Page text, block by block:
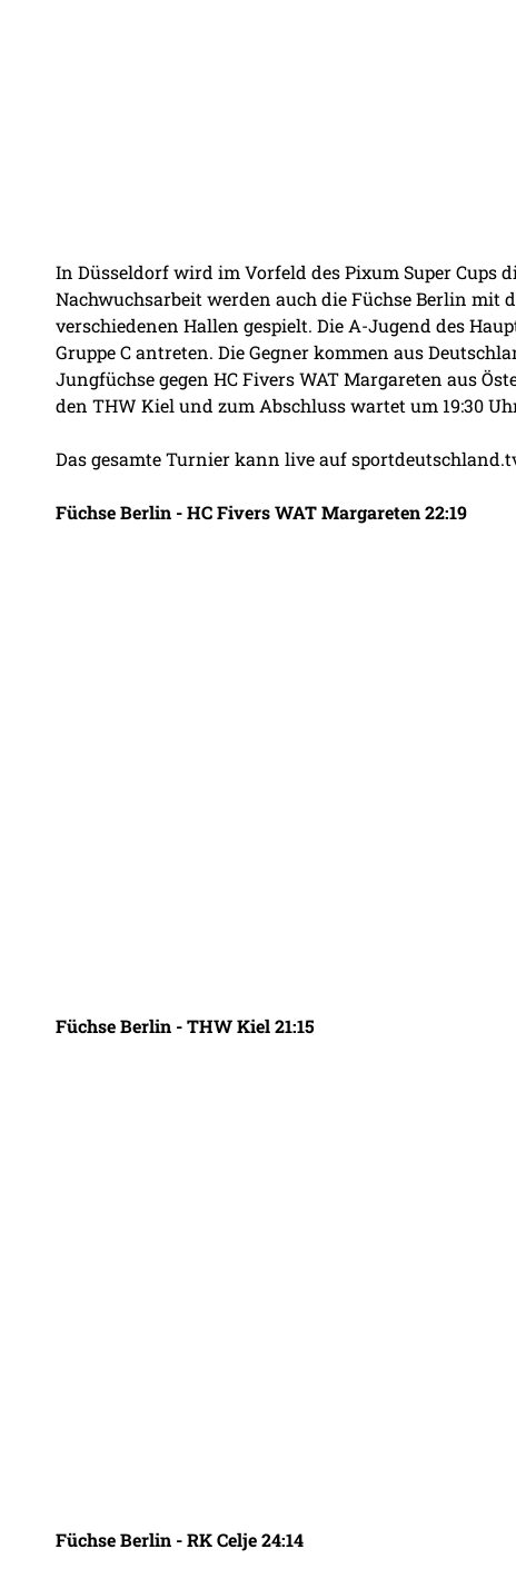
In Düsseldorf wird im Vorfeld des Pixum Super Cups
Nachwuchsarbeit werden auch die Füchse Berlin mit
verschiedenen Hallen gespielt. Die A-Jugend des
Gruppe C antreten. Die Gegner kommen aus
Jungfüchse gegen HC Fivers WAT Margareten aus
den THW Kiel und zum Abschluss wartet um 19:30
Das gesamte Turnier kann live auf
Füchse Berlin - HC Fivers WAT Margareten 22:19
Füchse Berlin - THW Kiel 21:15
Füchse Berlin - RK Celje 24:14